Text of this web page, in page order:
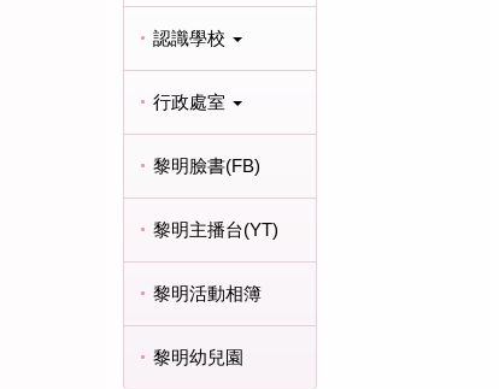
認識學校
行政處室
黎明臉書(FB)
黎明主播台(YT)
黎明活動相簿
黎明幼兒園